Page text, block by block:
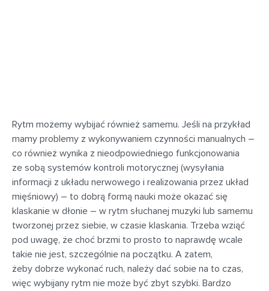
Rytm możemy wybijać również samemu. Jeśli na przykład
mamy problemy z wykonywaniem czynności manualnych –
co również wynika z nieodpowiedniego funkcjonowania
ze sobą systemów kontroli motorycznej (wysyłania
informacji z układu nerwowego i realizowania przez układ
mięśniowy) – to dobrą formą nauki może okazać się
klaskanie w dłonie – w rytm słuchanej muzyki lub samemu
tworzonej przez siebie, w czasie klaskania. Trzeba wziąć
pod uwagę, że choć brzmi to prosto to naprawdę wcale
takie nie jest, szczególnie na początku. A zatem,
żeby dobrze wykonać ruch, należy dać sobie na to czas,
więc wybijany rytm nie może być zbyt szybki. Bardzo